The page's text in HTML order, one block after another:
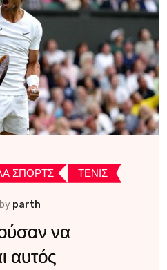
ΣΠΟΡΤΣ ΤΕΝΙΣ
by parth
να
αυτός